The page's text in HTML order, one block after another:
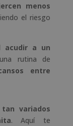
menos
el riesgo
acudir a un
rutina de
entre
tan variados
. Aquí te